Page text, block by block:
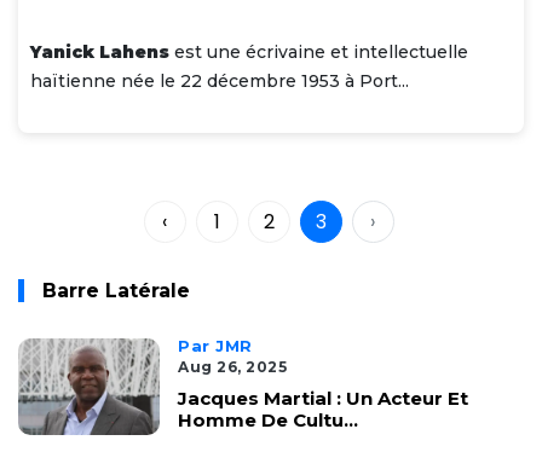
Yanick Lahens est une écrivaine et intellectuelle
haïtienne née le 22 décembre 1953 à Port...
‹ 1 2 3 ›
Barre Latérale
Par JMR
Aug 26, 2025
Jacques Martial : Un Acteur Et
Homme De Cultu...